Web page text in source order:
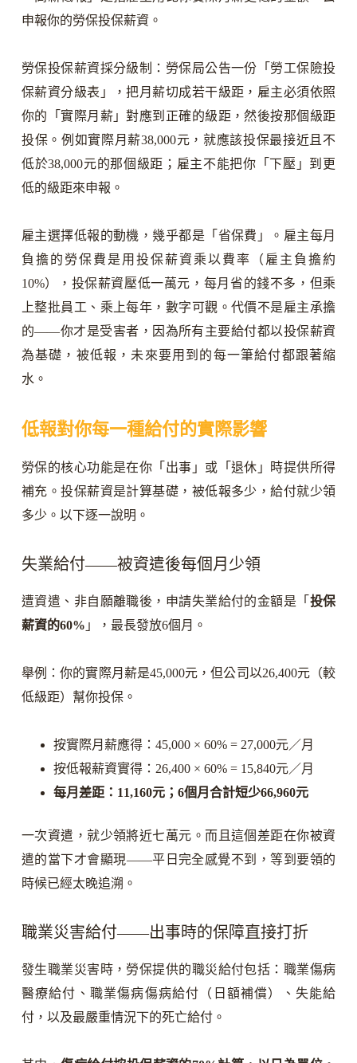
申報你的勞保投保薪資。
勞保投保薪資採分級制：勞保局公告一份「勞工保險投
保薪資分級表」，把月薪切成若干級距，雇主必須依照
你的「實際月薪」對應到正確的級距，然後按那個級距
投保。例如實際月薪38,000元，就應該投保最接近且不
低於38,000元的那個級距；雇主不能把你「下壓」到更
低的級距來申報。
雇主選擇低報的動機，幾乎都是「省保費」。雇主每月
負擔的勞保費是用投保薪資乘以費率（雇主負擔約
10%），投保薪資壓低一萬元，每月省的錢不多，但乘
上整批員工、乘上每年，數字可觀。代價不是雇主承擔
的——你才是受害者，因為所有主要給付都以投保薪資
為基礎，被低報，未來要用到的每一筆給付都跟著縮
水。
低報對你每一種給付的實際影響
勞保的核心功能是在你「出事」或「退休」時提供所得
補充。投保薪資是計算基礎，被低報多少，給付就少領
多少。以下逐一說明。
失業給付——被資遣後每個月少領
遭資遣、非自願離職後，申請失業給付的金額是「 投保
薪資的60% 」，最長發放6個月。
舉例：你的實際月薪是45,000元，但公司以26,400元（較
低級距）幫你投保。
按實際月薪應得：45,000 × 60% = 27,000元／月
按低報薪資實得：26,400 × 60% = 15,840元／月
每月差距：11,160元；6個月合計短少66,960元
一次資遣，就少領將近七萬元。而且這個差距在你被資
遣的當下才會顯現——平日完全感覺不到，等到要領的
時候已經太晚追溯。
職業災害給付——出事時的保障直接打折
發生職業災害時，勞保提供的職災給付包括：職業傷病
醫療給付、職業傷病傷病給付（日額補償）、失能給
付，以及最嚴重情況下的死亡給付。